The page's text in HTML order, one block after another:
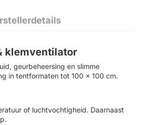
klemventilator
geurbeheersing en slimme
in tentformaten tot 100 × 100 cm.
of luchtvochtigheid. Daarnaast